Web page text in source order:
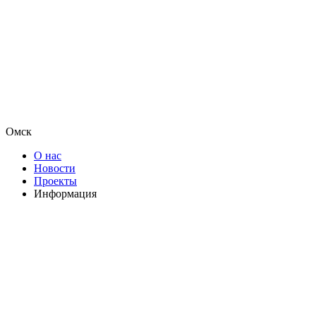
Омск
О нас
Новости
Проекты
Информация